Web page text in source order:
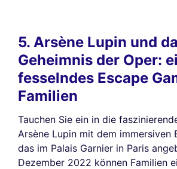
5. Arsène Lupin und
Geheimnis der Oper:
fesselndes Escape
Familien
Tauchen Sie ein in die
Arsène Lupin mit dem immersiven
das im Palais Garnier in Paris
Dezember 2022 können Familien